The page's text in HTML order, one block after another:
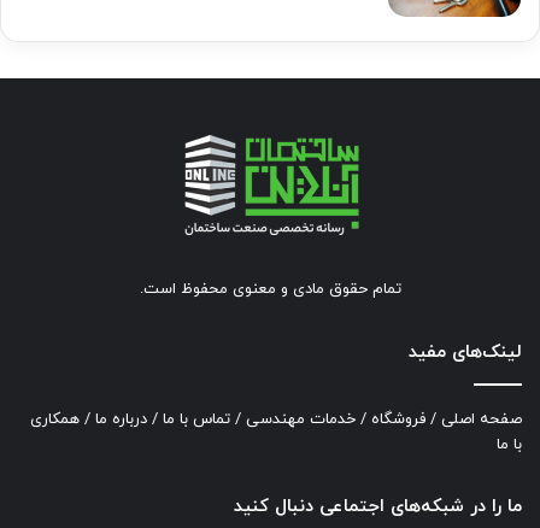
تمام حقوق مادی و معنوی محفوظ است.
لینک‌های مفید
صفحه اصلی / فروشگاه / خدمات مهندسی / تماس با ما / درباره ما / همکاری
با ما
ما را در شبکه‌های اجتماعی دنبال کنید